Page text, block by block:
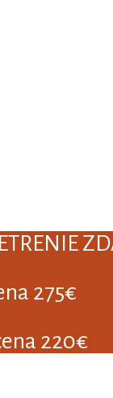
275€
220€